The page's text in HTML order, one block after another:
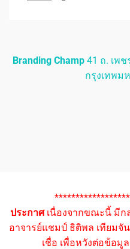
Branding Champ 41 ถ. เพ
กรุงเทพม
ประกาศเนื่องจากขณะนี้ มีก
อาจารย์แชมป์ ธิติพล เทียมจั
เชื่อ เพื่อหวังต่อข้อ